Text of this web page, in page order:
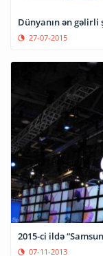
Dünyanın ən
27-07-2015
2015-ci ildə
07-11-2013